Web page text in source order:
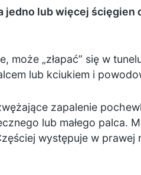
jedno lub więcej ścięgien
może „złapać” się w
lub kciukiem i
zapalenie
lub małego palca.
występuje w